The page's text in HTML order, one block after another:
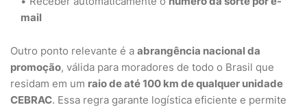
mail
Outro ponto relevante é a abrangência nacional da
promoção, válida para moradores de todo o Brasil que
residam em um raio de até 100 km de qualquer unidade
CEBRAC. Essa regra garante logística eficiente e permite